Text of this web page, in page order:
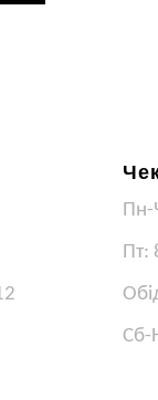
Пн-
Пт:
Сб-